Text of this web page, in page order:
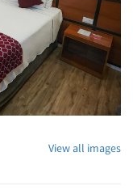
View all images